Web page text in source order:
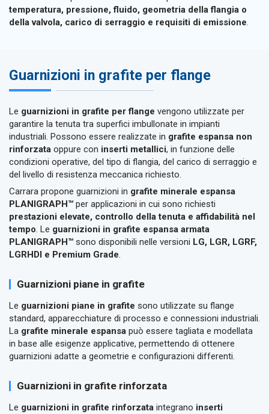
temperatura, pressione, fluido, geometria della flangia o
della valvola, carico di serraggio e requisiti di emissione.
Guarnizioni in grafite per flange
Le guarnizioni in grafite per flange vengono utilizzate per
garantire la tenuta tra superfici imbullonate in impianti
industriali. Possono essere realizzate in grafite espansa non
rinforzata oppure con inserti metallici, in funzione delle
condizioni operative, del tipo di flangia, del carico di serraggio e
del livello di resistenza meccanica richiesto.
Carrara propone guarnizioni in grafite minerale espansa
PLANIGRAPH™ per applicazioni in cui sono richiesti
prestazioni elevate, controllo della tenuta e affidabilità nel
tempo. Le guarnizioni in grafite espansa armata
PLANIGRAPH™ sono disponibili nelle versioni LG, LGR, LGRF,
LGRHDI e Premium Grade.
Guarnizioni piane in grafite
Le guarnizioni piane in grafite sono utilizzate su flange
standard, apparecchiature di processo e connessioni industriali.
La grafite minerale espansa può essere tagliata e modellata
in base alle esigenze applicative, permettendo di ottenere
guarnizioni adatte a geometrie e configurazioni differenti.
Guarnizioni in grafite rinforzata
Le guarnizioni in grafite rinforzata integrano inserti